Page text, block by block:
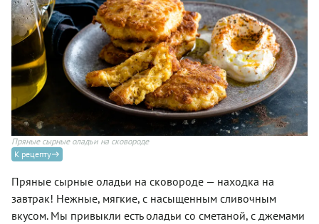
Пряные сырные оладьи на сковороде
К рецепту
Пряные сырные оладьи на сковороде — находка на
завтрак! Нежные, мягкие, с насыщенным сливочным
вкусом. Мы привыкли есть оладьи со сметаной, с джемами